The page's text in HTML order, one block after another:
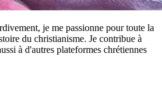
je me passionne pour toute la
du christianisme. Je contribue à
à d'autres plateformes chrétiennes